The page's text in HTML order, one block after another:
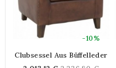
-10%
Clubsessel Aus Büffelleder